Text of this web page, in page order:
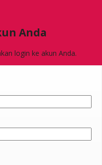
Anda
login ke akun Anda.